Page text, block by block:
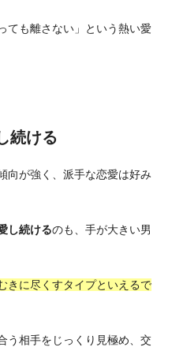
ても離さない」という熱い愛
続ける
向が強く、派手な恋愛は好み
し続けるのも、手が大きい男
きに尽くすタイプといえるで
う相手をじっくり見極め、交